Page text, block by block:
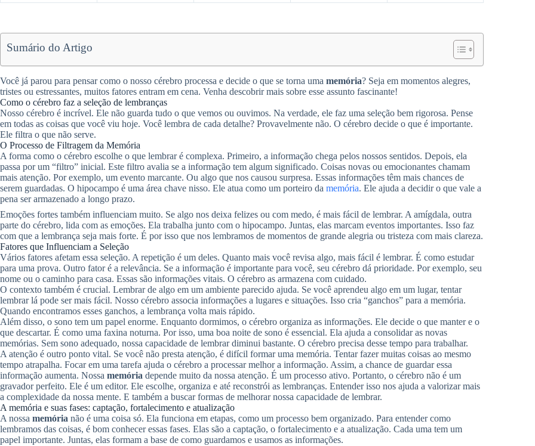
Sumário do Artigo
Você já parou para pensar como o nosso cérebro processa e decide o que se torna uma memória? Seja em momentos alegres,
tristes ou estressantes, muitos fatores entram em cena. Venha descobrir mais sobre esse assunto fascinante!
Como o cérebro faz a seleção de lembranças
Nosso cérebro é incrível. Ele não guarda tudo o que vemos ou ouvimos. Na verdade, ele faz uma seleção bem rigorosa. Pense
em todas as coisas que você viu hoje. Você lembra de cada detalhe? Provavelmente não. O cérebro decide o que é importante.
Ele filtra o que não serve.
O Processo de Filtragem da Memória
A forma como o cérebro escolhe o que lembrar é complexa. Primeiro, a informação chega pelos nossos sentidos. Depois, ela
passa por um “filtro” inicial. Este filtro avalia se a informação tem algum significado. Coisas novas ou emocionantes chamam
mais atenção. Por exemplo, um evento marcante. Ou algo que nos causou surpresa. Essas informações têm mais chances de
serem guardadas. O hipocampo é uma área chave nisso. Ele atua como um porteiro da memória. Ele ajuda a decidir o que vale a
pena ser armazenado a longo prazo.
Emoções fortes também influenciam muito. Se algo nos deixa felizes ou com medo, é mais fácil de lembrar. A amígdala, outra
parte do cérebro, lida com as emoções. Ela trabalha junto com o hipocampo. Juntas, elas marcam eventos importantes. Isso faz
com que a lembrança seja mais forte. É por isso que nos lembramos de momentos de grande alegria ou tristeza com mais clareza.
Fatores que Influenciam a Seleção
Vários fatores afetam essa seleção. A repetição é um deles. Quanto mais você revisa algo, mais fácil é lembrar. É como estudar
para uma prova. Outro fator é a relevância. Se a informação é importante para você, seu cérebro dá prioridade. Por exemplo, seu
nome ou o caminho para casa. Essas são informações vitais. O cérebro as armazena com cuidado.
O contexto também é crucial. Lembrar de algo em um ambiente parecido ajuda. Se você aprendeu algo em um lugar, tentar
lembrar lá pode ser mais fácil. Nosso cérebro associa informações a lugares e situações. Isso cria “ganchos” para a memória.
Quando encontramos esses ganchos, a lembrança volta mais rápido.
Além disso, o sono tem um papel enorme. Enquanto dormimos, o cérebro organiza as informações. Ele decide o que manter e o
que descartar. É como uma faxina noturna. Por isso, uma boa noite de sono é essencial. Ela ajuda a consolidar as novas
memórias. Sem sono adequado, nossa capacidade de lembrar diminui bastante. O cérebro precisa desse tempo para trabalhar.
A atenção é outro ponto vital. Se você não presta atenção, é difícil formar uma memória. Tentar fazer muitas coisas ao mesmo
tempo atrapalha. Focar em uma tarefa ajuda o cérebro a processar melhor a informação. Assim, a chance de guardar essa
informação aumenta. Nossa memória depende muito da nossa atenção. É um processo ativo. Portanto, o cérebro não é um
gravador perfeito. Ele é um editor. Ele escolhe, organiza e até reconstrói as lembranças. Entender isso nos ajuda a valorizar mais
a complexidade da nossa mente. E também a buscar formas de melhorar nossa capacidade de lembrar.
A memória e suas fases: captação, fortalecimento e atualização
A nossa memória não é uma coisa só. Ela funciona em etapas, como um processo bem organizado. Para entender como
lembramos das coisas, é bom conhecer essas fases. Elas são a captação, o fortalecimento e a atualização. Cada uma tem um
papel importante. Juntas, elas formam a base de como guardamos e usamos as informações.